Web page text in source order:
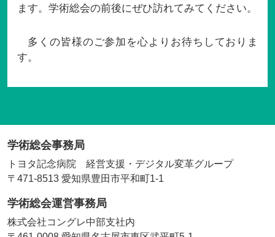
ます。学術総会の前後にぜひ訪れてみてください。
多くの皆様のご参加を心よりお待ちしておりま
す。
学術総会事務局
トヨタ記念病院 経営支援・デジタル変革グループ
〒471-8513 愛知県豊田市平和町1-1
学術総会運営事務局
株式会社コングレ中部支社内